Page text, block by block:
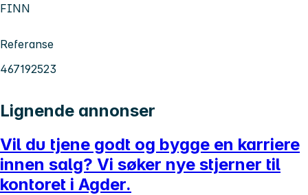
FINN
Referanse
467192523
Lignende annonser
Vil du tjene godt og bygge en karriere
innen salg? Vi søker nye stjerner til
kontoret i Agder.